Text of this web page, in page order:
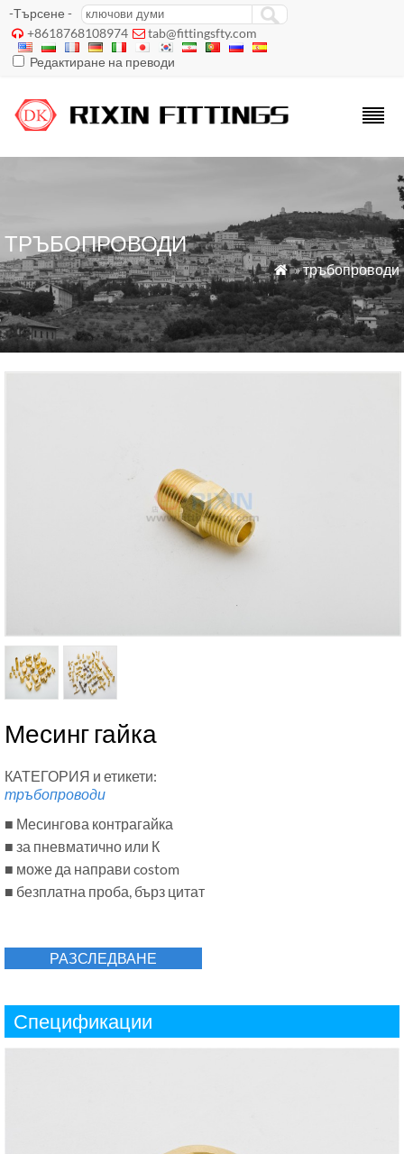
-Търсене -
 +8618768108974  tab@fittingsfty.com
Редактиране на преводи
ТРЪБОПРОВОДИ
 »тръбопроводи
Месинг гайка
КАТЕГОРИЯ и етикети:
тръбопроводи
■ Месингова контрагайка
■ за пневматично или К
■ може да направи costom
■ безплатна проба, бърз цитат
РАЗСЛЕДВАНЕ
Спецификации